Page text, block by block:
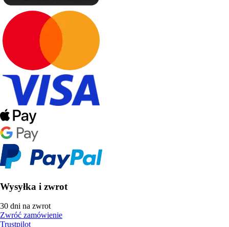
Wysyłka i zwrot
30 dni na zwrot
Zwróć zamówienie
Trustpilot